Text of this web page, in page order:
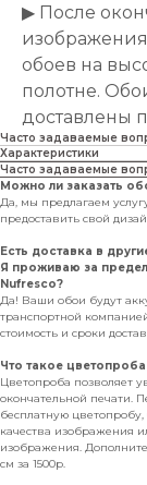
▶ После
обоев на
полотне.
доставлены
Часто задаваемые
Характеристики
Часто задаваемые
Можно ли заказать
Да, мы предлагаем
предоставить свой
Есть доставка в
Я проживаю за
Nufresco?
Да! Ваши обои будут
транспортной
стоимость и сроки
Что такое
Цветопроба позволяет
окончательной печати.
бесплатную
качества изображения
изображения.
см за 1500р.